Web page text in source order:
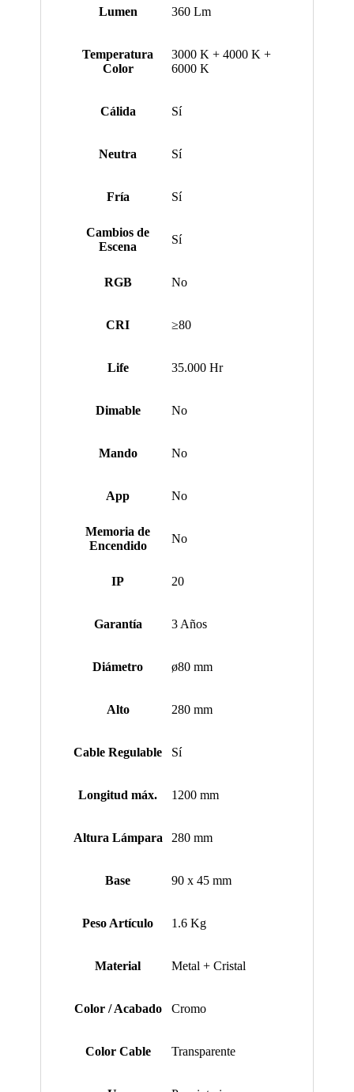
Lumen 360 Lm
Temperatura
Color
3000 K + 4000 K +
6000 K
Cálida Sí
Neutra Sí
Fría Sí
Cambios de
Escena
Sí
RGB No
CRI ≥80
Life 35.000 Hr
Dimable No
Mando No
App No
Memoria de
Encendido
No
IP 20
Garantía 3 Años
Diámetro ø80 mm
Alto 280 mm
Cable Regulable Sí
Longitud máx. 1200 mm
Altura Lámpara 280 mm
Base 90 x 45 mm
Peso Artículo 1.6 Kg
Material Metal + Cristal
Color / Acabado Cromo
Color Cable Transparente